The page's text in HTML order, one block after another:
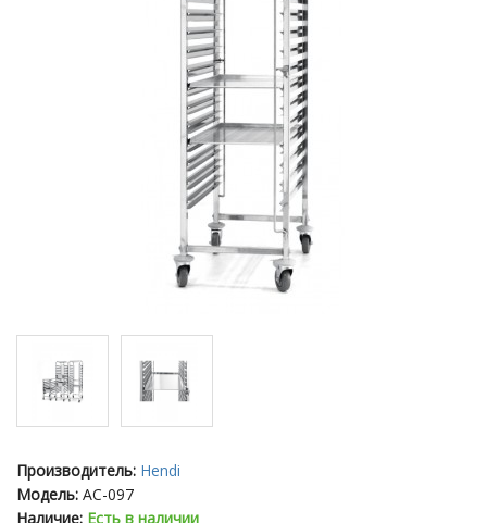
Производитель: Hendi
Модель: АС-097
Наличие: Есть в наличии